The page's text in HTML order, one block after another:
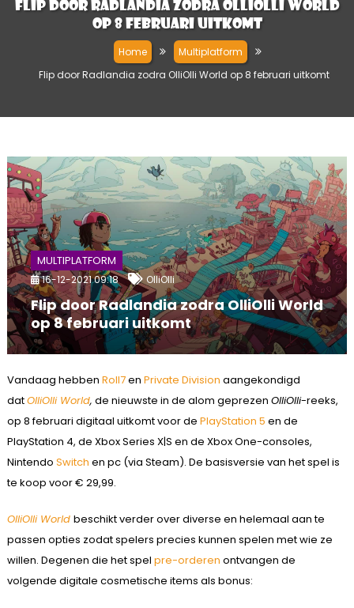
Flip door Radlandia zodra OlliOlli World
op 8 februari uitkomt
Home
Multiplatform
Flip door Radlandia zodra OlliOlli World op 8 februari uitkomt
MULTIPLATFORM
16-12-2021 09:18 OlliOlli
Flip door Radlandia zodra OlliOlli World
op 8 februari uitkomt
Vandaag hebben Roll7en Private Division aangekondigd
datOlliOlli World, de nieuwste in de alom geprezen OlliOlli-reeks,
op 8 februari digitaal uitkomt voor de PlayStation 5 en de
PlayStation 4, de Xbox Series X|S en de Xbox One-consoles,
Nintendo Switch en pc (via Steam). De basisversie van het spel is
te koop voor € 29,99.
OlliOlli World beschikt verder over diverse en helemaal aan te
passen opties zodat spelers precies kunnen spelen met wie ze
willen. Degenen die het spel pre-orderen ontvangen de
volgende digitale cosmetische items als bonus: